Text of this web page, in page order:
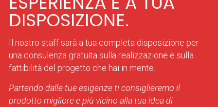
DISPOSIZIONE.
Il nostro staff sarà a tua completa disposizione per
una consulenza gratuita sulla realizzazione e sulla
fattibilità del progetto che hai in mente.
Partendo dalle tue esigenze ti consiglieremo il
prodotto migliore e più vicino alla tua idea di